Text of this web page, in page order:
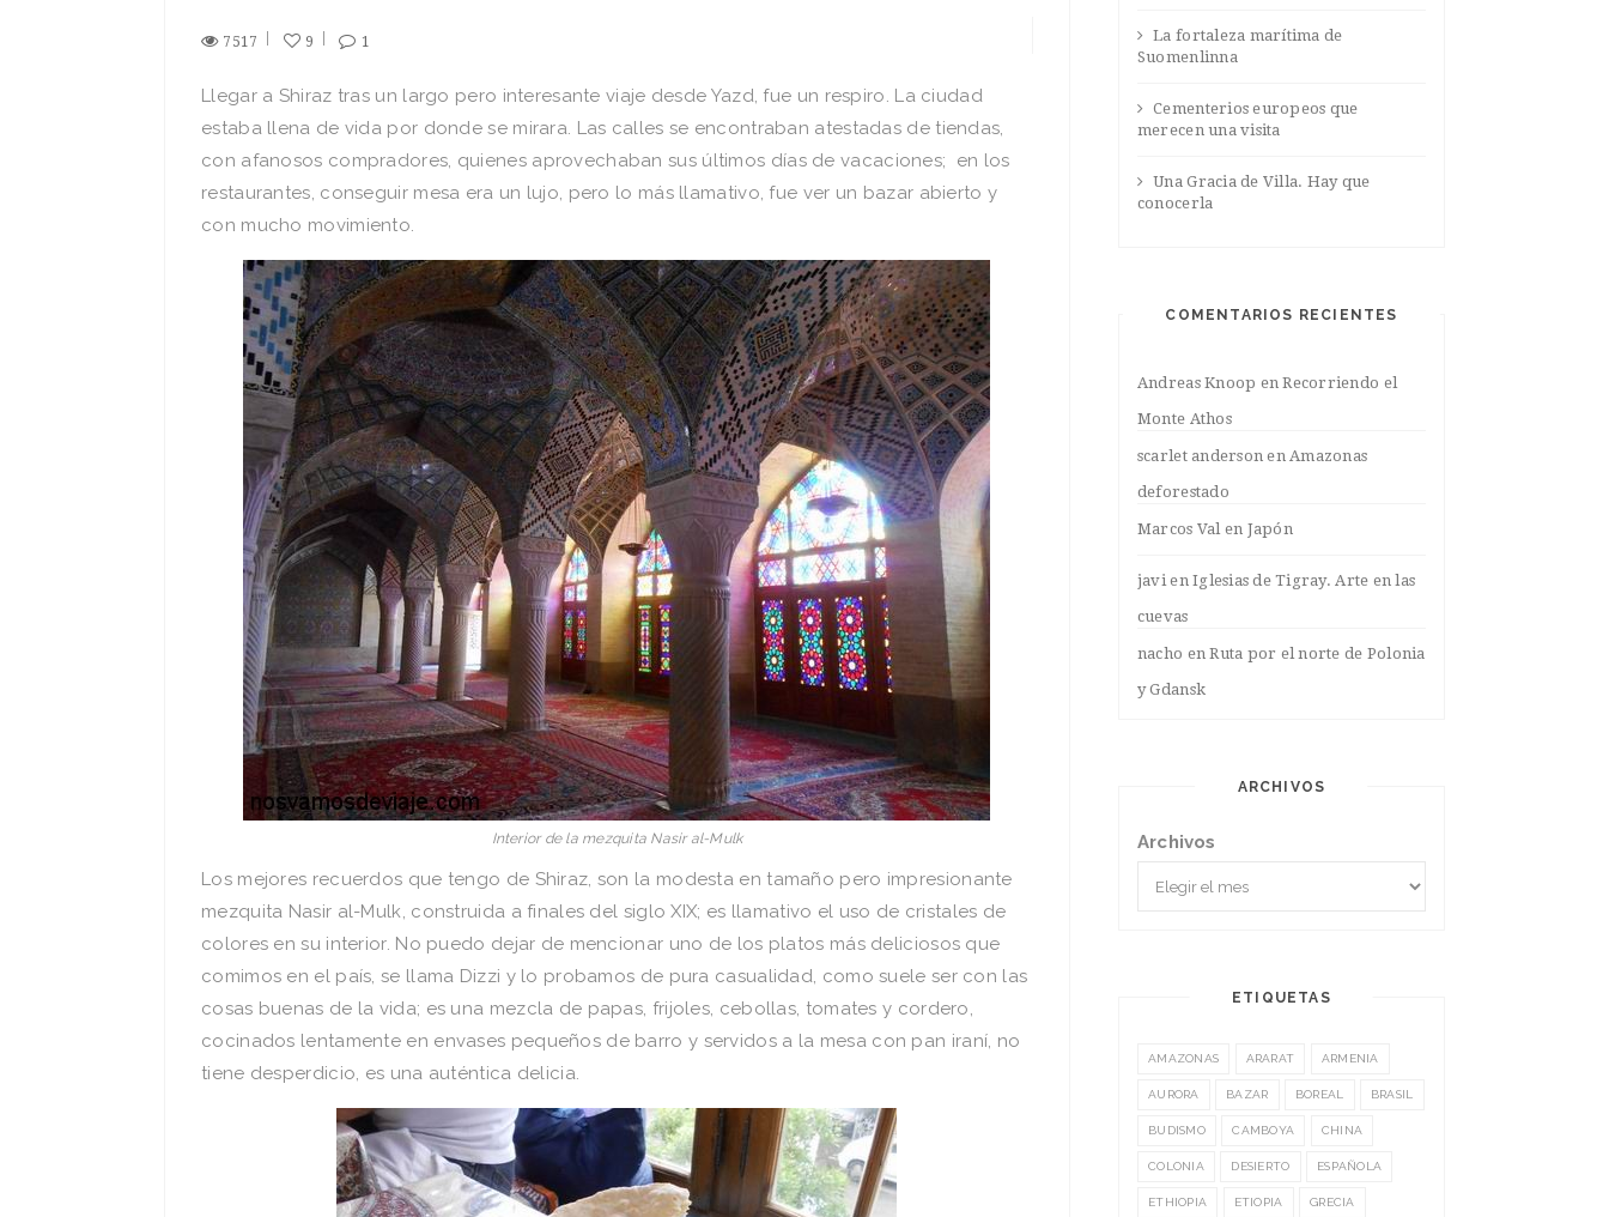
7517 9 1
Llegar a Shiraz tras un largo pero interesante viaje desde Yazd, fue un respiro. La ciudad
estaba llena de vida por donde se mirara. Las calles se encontraban atestadas de tiendas,
con afanosos compradores, quienes aprovechaban sus últimos días de vacaciones; en los
restaurantes, conseguir mesa era un lujo, pero lo más llamativo, fue ver un bazar abierto y
con mucho movimiento.
Interior de la mezquita Nasir al-Mulk
Los mejores recuerdos que tengo de Shiraz, son la modesta en tamaño pero impresionante
mezquita Nasir al-Mulk, construida a finales del siglo XIX; es llamativo el uso de cristales de
colores en su interior. No puedo dejar de mencionar uno de los platos más deliciosos que
comimos en el país, se llama Dizzi y lo probamos de pura casualidad, como suele ser con las
cosas buenas de la vida; es una mezcla de papas, frijoles, cebollas, tomates y cordero,
cocinados lentamente en envases pequeños de barro y servidos a la mesa con pan iraní, no
tiene desperdicio, es una auténtica delicia.
La fortaleza marítima de
Suomenlinna
Cementerios europeos que
merecen una visita
Una Gracia de Villa. Hay que
conocerla
COMENTARIOS RECIENTES
Andreas Knoop enRecorriendo el
Monte Athos
scarlet anderson enAmazonas
deforestado
Marcos Valen Japón
javienIglesias de Tigray. Arte en las
cuevas
nacho enRuta por el norte de Polonia
y Gdansk
ARCHIVOS
Archivos
ETIQUETAS
AMAZONAS ARARAT ARMENIA
AURORA BAZAR BOREAL BRASIL
BUDISMO CAMBOYA CHINA
COLONIA DESIERTO ESPAÑOLA
ETHIOPIA ETIOPIA GRECIA